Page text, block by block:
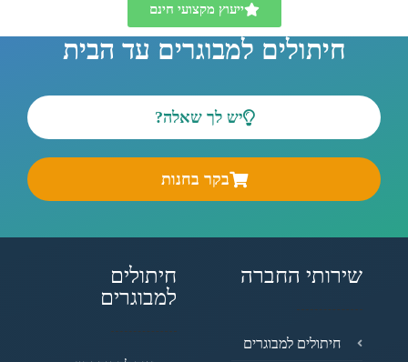
ייעוץ מקצועי חינם
חיתולים למבוגרים עד הבית
יש לך שאלה?
בקר בחנות
שירותי החברה
חיתולים למבוגרים
חיתולים
למבוגרים